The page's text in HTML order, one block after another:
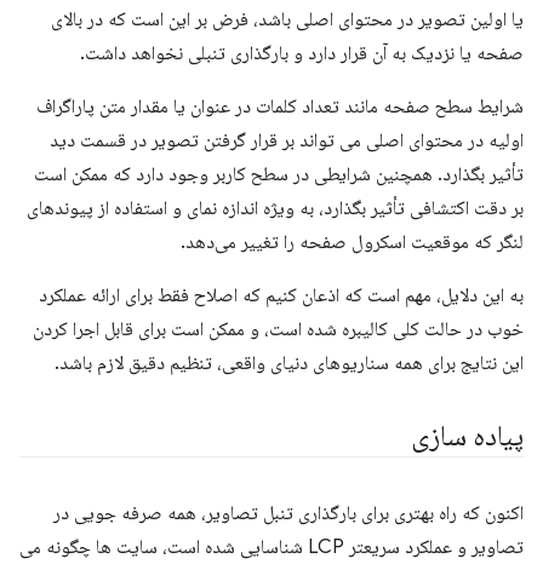
یا اولین تصویر در محتوای اصلی باشد، فرض بر این است که در بالای
صفحه یا نزدیک به آن قرار دارد و بارگذاری تنبلی نخواهد داشت.
شرایط سطح صفحه مانند تعداد کلمات در عنوان یا مقدار متن پاراگراف
اولیه در محتوای اصلی می تواند بر قرار گرفتن تصویر در قسمت دید
تأثیر بگذارد. همچنین شرایطی در سطح کاربر وجود دارد که ممکن است
بر دقت اکتشافی تأثیر بگذارد، به ویژه اندازه نمای و استفاده از پیوندهای
لنگر که موقعیت اسکرول صفحه را تغییر می‌دهد.
به این دلایل، مهم است که اذعان کنیم که اصلاح فقط برای ارائه عملکرد
خوب در حالت کلی کالیبره شده است، و ممکن است برای قابل اجرا کردن
این نتایج برای همه سناریوهای دنیای واقعی، تنظیم دقیق لازم باشد.
پیاده سازی
اکنون که راه بهتری برای بارگذاری تنبل تصاویر، همه صرفه جویی در
تصاویر و عملکرد سریعتر LCP شناسایی شده است، سایت ها چگونه می